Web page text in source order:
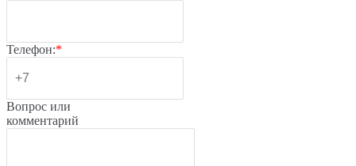
Телефон:*
Вопрос или
комментарий